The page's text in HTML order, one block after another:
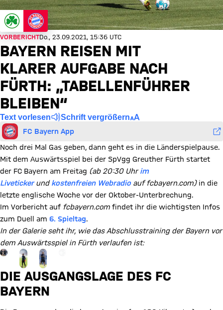
VORBERICHTDo., 23.09.2021, 15:36 UTC
BAYERN REISEN MIT
KLARER AUFGABE NACH
FÜRTH: „TABELLENFÜHRER
BLEIBEN“
Text vorlesen Schrift vergrößern
FC Bayern App
Noch drei Mal Gas geben, dann geht es in die Länderspielpause.
Mit dem Auswärtsspiel bei der SpVgg Greuther Fürth startet
der FC Bayern am Freitag (ab 20:30 Uhrim
Livetickerundkostenfreien Webradioauf fcbayern.com)in die
letzte englische Woche vor der Oktober-Unterbrechung.
Im Vorbericht auf fcbayern.com findet ihr die wichtigsten Infos
zum Duell am 6. Spieltag.
In der Galerie seht ihr, wie das Abschlusstraining der Bayern vor
dem Auswärtsspiel in Fürth verlaufen ist:
Gehe zu Gallerie Seite: zur Galerie
DIE AUSGANGSLAGE DES FC
BAYERN